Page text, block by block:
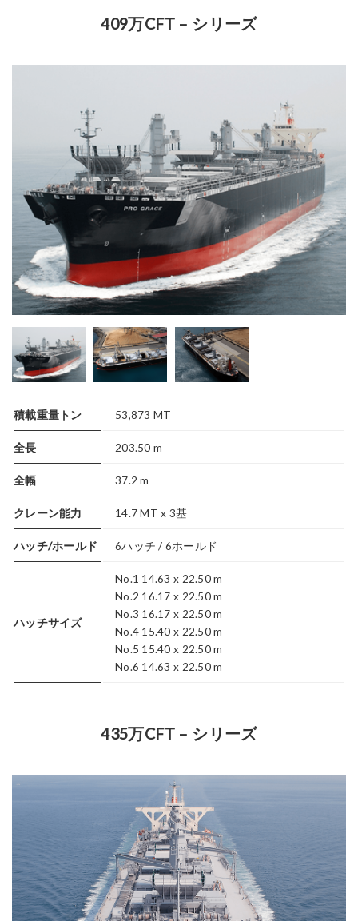
409万CFT – シリーズ
積載重量トン 53,873 MT
全長 203.50 m
全幅 37.2 m
クレーン能力 14.7 MT x 3基
ハッチ/ホールド 6ハッチ / 6ホールド
ハッチサイズ
No.1 14.63 x 22.50 m
No.2 16.17 x 22.50 m
No.3 16.17 x 22.50 m
No.4 15.40 x 22.50 m
No.5 15.40 x 22.50 m
No.6 14.63 x 22.50 m
435万CFT – シリーズ